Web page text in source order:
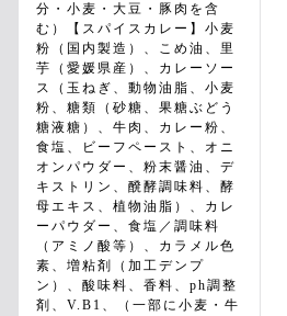
分・小麦・大豆・豚肉を含
む）【スパイスカレー】小麦
粉（国内製造）、こめ油、里
芋（愛媛県産）、カレーソー
ス（玉ねぎ、動物油脂、小麦
粉、糖類（砂糖、果糖ぶどう
糖液糖）、牛肉、カレー粉、
食塩、ビーフペースト、オニ
オンパウダー、粉末醤油、デ
キストリン、醗酵調味料、酵
母エキス、植物油脂）、カレ
ーパウダー、食塩／調味料
（アミノ酸等）、カラメル色
素、増粘剤（加工デンプ
ン）、酸味料、香料、ph調整
剤、V.B1、（一部に小麦・牛